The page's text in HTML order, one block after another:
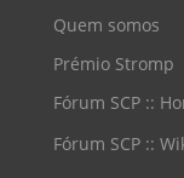
Quem somos
Prémio Stromp
Fórum SCP ::
Fórum SCP ::